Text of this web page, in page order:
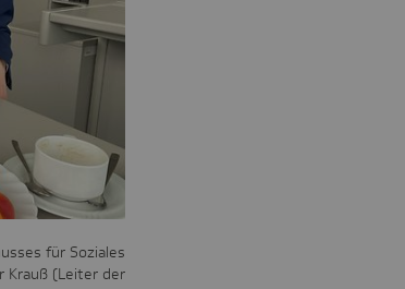
für Soziales
Krauß (Leiter der